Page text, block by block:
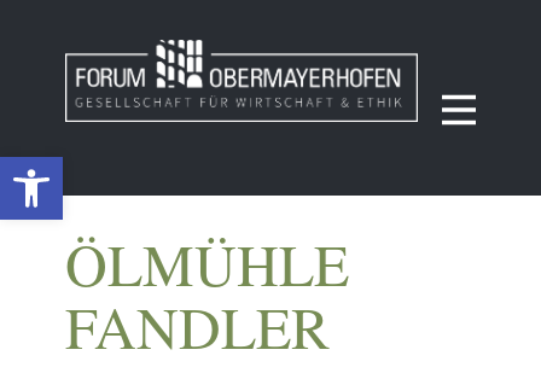
Werkzeugleiste öffnen
ÖLMÜHLE
FANDLER